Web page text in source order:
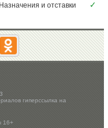
Назначения и отставки
гиперссылка на
16+